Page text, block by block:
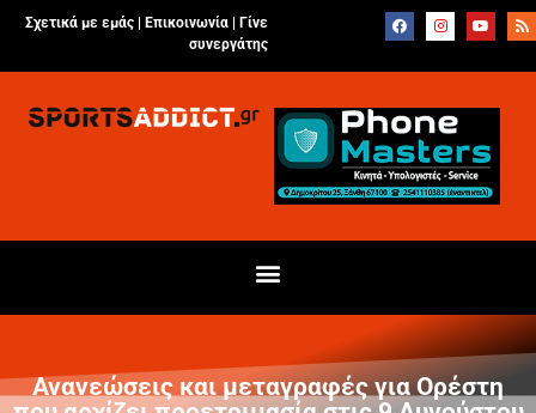
Σχετικά με εμάς | Επικοινωνία
Γίνε
συνεργάτης
Ανανεώσεις και μεταγραφές για Ορέστη